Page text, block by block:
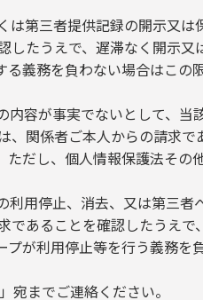
は第三者提供記録の開示又は
したうえで、遅滞なく開示又
義務を負わない場合はこの
内容が事実でないとして、当
、関係者ご本人からの請求で
だし、個人情報保護法その
利用停止、消去、又は第三者
であることを確認したうえで
が利用停止等を行う義務を
」宛までご連絡ください。